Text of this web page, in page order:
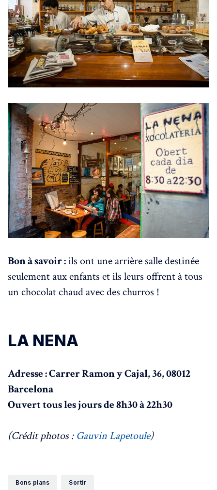
Bon à savoir :ils ont une arrière salle destinée
seulement aux enfants et ils leurs offrent à tous
un chocolat chaud avec des churros !
LA NENA
Adresse : Carrer Ramon y Cajal, 36, 08012
Barcelona
Ouvert tous les jours de 8h30 à 22h30
(Crédit photos : Gauvin Lapetoule)
Bons plans Sortir